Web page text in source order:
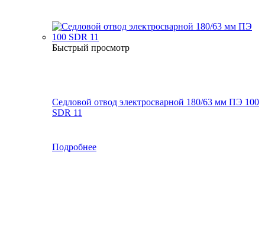
Быстрый просмотр
Седловой отвод электросварной 180/63 мм ПЭ 100
SDR 11
Подробнее